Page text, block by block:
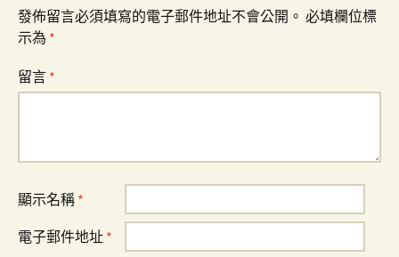
發佈留言必須填寫的電子郵件地址不會公開。 必填欄位標
示為 *
留言 *
顯示名稱 *
電子郵件地址 *